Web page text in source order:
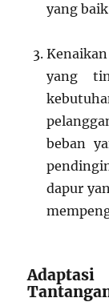
yang
yang
beban
dapur